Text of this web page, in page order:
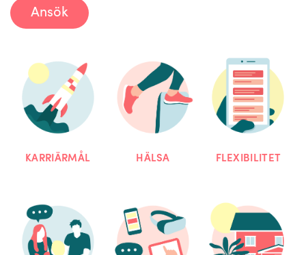
Ansök
KARRIÄRMÅL HÄLSA FLEXIBILITET